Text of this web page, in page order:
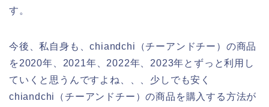
す。
今後、私自身も、chiandchi（チーアンドチー）の商品
を2020年、2021年、2022年、2023年とずっと利用し
ていくと思うんですよね、、、少しでも安く
chiandchi（チーアンドチー）の商品を購入する方法が